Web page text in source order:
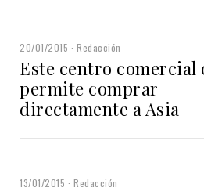
20/01/2015 Redacción
Este centro comercial
permite comprar
directamente a Asia
13/01/2015 Redacción